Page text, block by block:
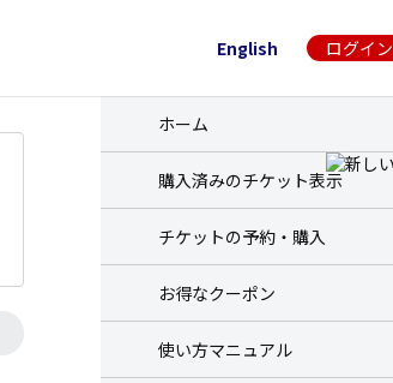
English ログイン
ホーム
購入済みのチケット表示
チケットの予約・購入
お得なクーポン
使い方マニュアル